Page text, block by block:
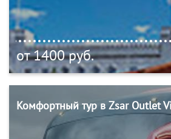
от 1400 руб.
Комфортный тур в Zsar Outlet